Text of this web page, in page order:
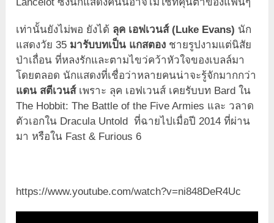
เท่านั้นยังไม่พอ ยังได้ ลุค เอฟเวนส์ (Luke Evans) นัก
แสดงวัย 35 มารับบทเป็น แกสตอง ชายรูปงามแต่นิสัย
ป่าเถื่อน ที่หลงรักและตามไขว่คว้าหัวใจของเบลล์มา
โดยตลอด นักแสดงที่เชื่อว่าหลายคนน่าจะรู้จักมากกว่า
แดน สตีเวนส์เพราะ ลุค เอฟเวนส์ เคยรับบท Bard ใน
The Hobbit: The Battle of the Five Armies และ วลาด
ตัวเอกใน Dracula Untold ที่ฉายไปเมื่อปี 2014 ที่ผ่าน
มา หรือใน Fast & Furious 6
https://www.youtube.com/watch?v=ni848DeR4Uc